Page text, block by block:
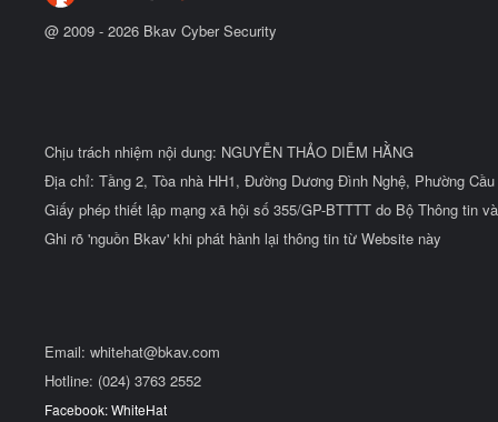
@ 2009 - 2026 Bkav Cyber Security
Chịu trách nhiệm nội dung: NGUYỄN THẢO DIỄM HẰNG
Địa chỉ: Tầng 2, Tòa nhà HH1, Đường Dương Đình Nghệ, Phường
Giấy phép thiết lập mạng xã hội số 355/GP-BTTTT do Bộ Thông tin
Ghi rõ 'nguồn Bkav' khi phát hành lại thông tin từ Website này
Email: whitehat@bkav.com
Hotline: (024) 3763 2552
Facebook: WhiteHat